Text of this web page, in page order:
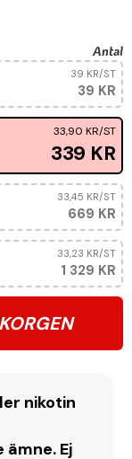
Antal
39 KR
39 KR/ST
339 KR
33,90 KR/ST
669 KR
33,45 KR/ST
1 329 KR
33,23 KR/ST
nikotin
Ej